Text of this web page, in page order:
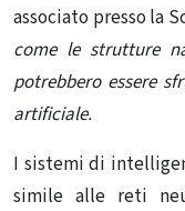
associato presso la
come le strutture
potrebbero essere
artificiale.
I sistemi di
simile alle reti